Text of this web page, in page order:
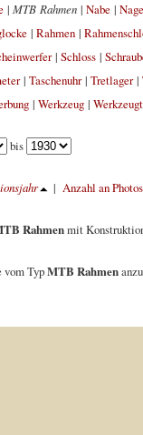
| MTB Rahmen| Nabe|
| Rahmen|
| Schloss|
| Taschenuhr| Tretlager|
| Werkzeug|
bis
| Anzahl an Photos
Rahmenmit
TypMTB Rahmen